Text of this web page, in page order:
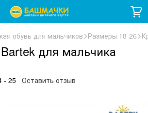
обувь для мальчиков Размеры 18-26
для мальчика
- 25 Оставить отзыв